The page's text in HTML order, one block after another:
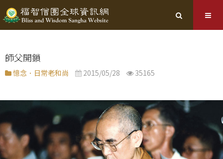
師父開鎖
憶念．日常老和尚 2015/05/28 35165